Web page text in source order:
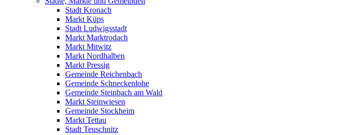
Stadt Kronach
Markt Küps
Stadt Ludwigsstadt
Markt Marktrodach
Markt Mitwitz
Markt Nordhalben
Markt Pressig
Gemeinde Reichenbach
Gemeinde Schneckenlohe
Gemeinde Steinbach am Wald
Markt Steinwiesen
Gemeinde Stockheim
Markt Tettau
Stadt Teuschnitz